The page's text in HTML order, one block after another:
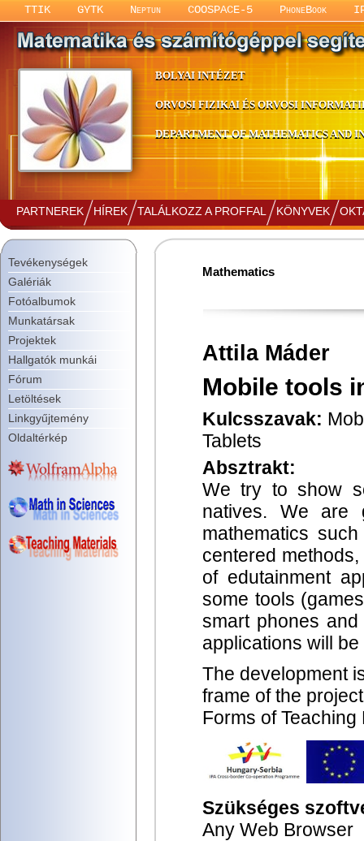
TTIK GYTK Neptun COOSPACE-5 PhoneBook
BOLYAI INTÉZET
ORVOSI FIZIKAI ÉS ORVOSI
DEPARTMENT OF MATHEMATICS AND
PARTNEREK HÍREK TALÁLKOZZ A PROFFAL KÖNYVEK
Tevékenységek
Galériák
Fotóalbumok
Munkatársak
Projektek
Hallgatók munkái
Fórum
Letöltések
Linkgyűjtemény
Oldaltérkép
Mathematics
Attila Máder
Mobile tools
Kulcsszavak:
Tablets
Absztrakt:
We try to show
natives. We are
mathematics
centered
of edutainment
some tools
smart phones
applications will
The development
frame of the
Forms of
Szükséges
Any Web Browser